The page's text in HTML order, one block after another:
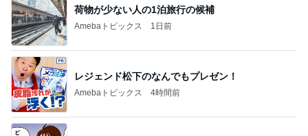
荷物が少ない人の1泊旅行の候補
Amebaトピックス 1日前
レジェンド松下のなんでもプレゼン！
Amebaトピックス 4時間前